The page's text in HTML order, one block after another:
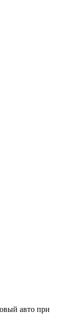
авто при